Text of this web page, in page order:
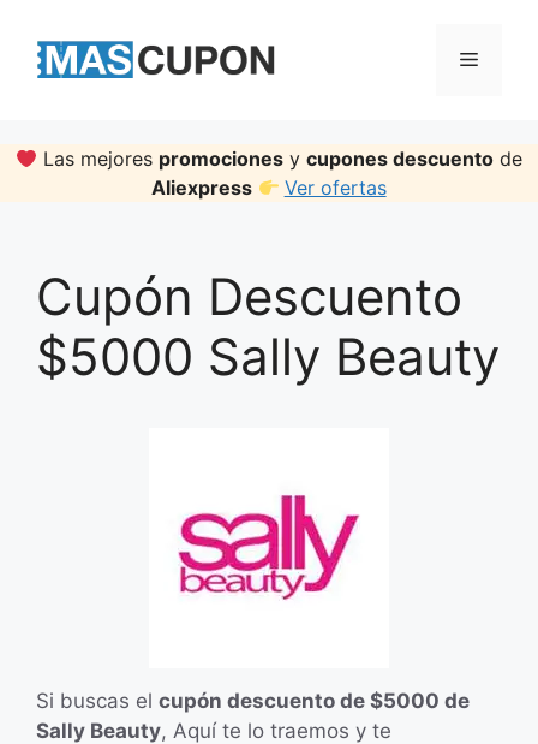
content
Menu
Las mejores promociones ycupones descuento de
Aliexpress
Ver ofertas
Cupón Descuento
$5000 Sally Beauty
Si buscas el cupón descuento de $5000 de
Sally Beauty, Aquí te lo traemos y te